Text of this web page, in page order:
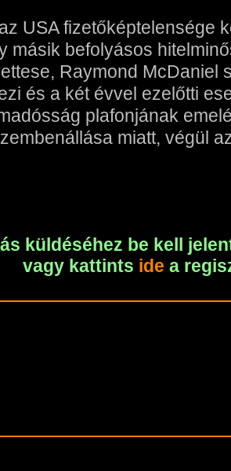
USA fizetőképtelensége
másik befolyásos
Raymond McDaniel
és a két évvel ezelőtti
plafonjának
miatt, végül
küldéséhez be kell
vagy kattints ide a